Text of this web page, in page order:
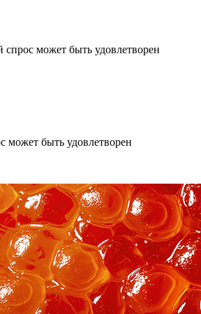
может быть удовлетворен
может быть удовлетворен